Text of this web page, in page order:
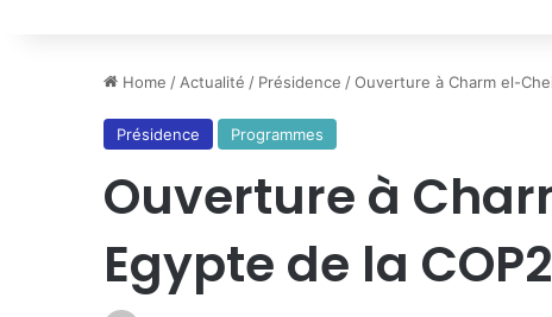
Home / Actualité / Présidence /Ouverture à Charm el-
Présidence Programmes
Ouverture à
Egypte de la